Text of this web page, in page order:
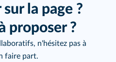
la page ?
proposer ?
n'hésitez pas à
faire part.